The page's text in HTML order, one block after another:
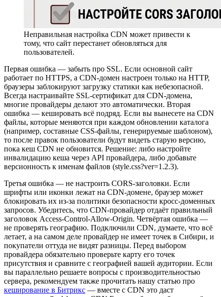
Неправильная настройка CDN может привести к
тому, что сайт перестанет обновляться для
пользователей.
Первая ошибка — забыть про SSL. Если основной сайт
работает по HTTPS, а CDN-домен настроен только на HTTP,
браузеры заблокируют загрузку статики как небезопасной.
Всегда настраивайте SSL-сертификат для CDN-домена,
многие провайдеры делают это автоматически. Вторая
ошибка — кешировать всё подряд. Если вы вынесете на CDN
файлы, которые меняются при каждом обновлении каталога
(например, составные CSS-файлы, генерируемые шаблоном),
то после правок пользователи будут видеть старую версию,
пока кеш CDN не обновится. Решение: либо настройте
инвалидацию кеша через API провайдера, либо добавьте
версионность к именам файлов (style.css?ver=1.2.3).
Третья ошибка — не настроить CORS-заголовки. Если
шрифты или иконки лежат на CDN-домене, браузер может
блокировать их из-за политики безопасности кросс-доменных
запросов. Убедитесь, что CDN-провайдер отдаёт правильный
заголовок Access-Control-Allow-Origin. Четвёртая ошибка —
не проверять географию. Подключили CDN, думаете, что всё
летает, а на самом деле провайдер не имеет точек в Сибири, и
покупатели оттуда не видят разницы. Перед выбором
провайдера обязательно проверьте карту его точек
присутствия и сравните с географией вашей аудитории. Если
вы параллельно решаете вопросы с производительностью
сервера, рекомендуем также прочитать нашу статью про
кеширование в Битрикс — вместе с CDN это даст